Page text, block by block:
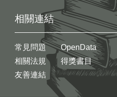
相關連結
常見問題
相關法規
友善連結
OpenData
得獎書目